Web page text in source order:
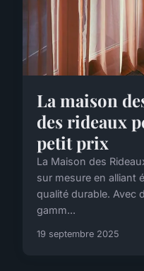
La maison
des rideaux
petit prix
La Maison des
sur mesure en alliant
qualité durable. Avec
gamm...
19 septembre 2025